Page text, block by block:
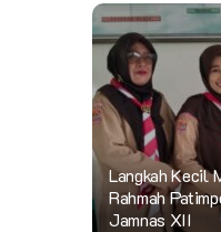
Langkah Kecil
Rahmah
Jamnas XII